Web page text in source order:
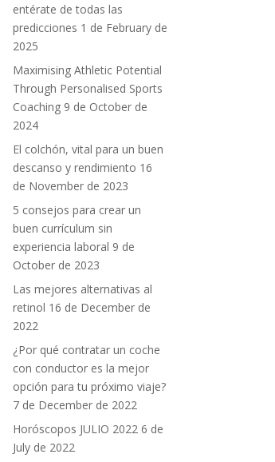
entérate de todas las
predicciones 1 de February de
2025
Maximising Athletic Potential
Through Personalised Sports
Coaching 9 de October de
2024
El colchón, vital para un buen
descanso y rendimiento 16
de November de 2023
5 consejos para crear un
buen currículum sin
experiencia laboral 9 de
October de 2023
Las mejores alternativas al
retinol 16 de December de
2022
¿Por qué contratar un coche
con conductor es la mejor
opción para tu próximo viaje?
7 de December de 2022
Horóscopos JULIO 2022 6 de
July de 2022